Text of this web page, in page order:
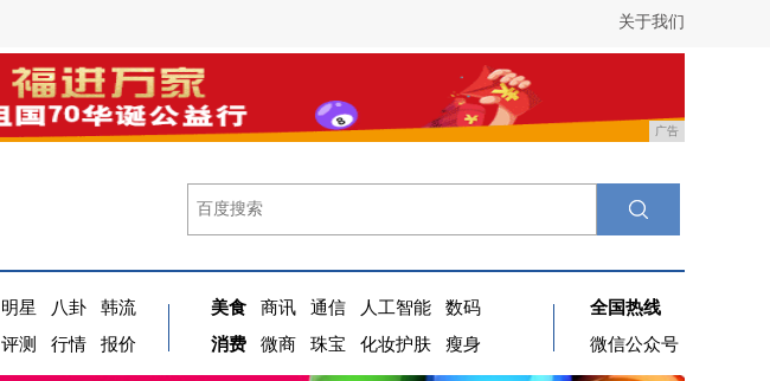
关于我们
广告
明星 八卦
韩流
评测 行情 报价
美食 商讯 通信 人工智能
数码
消费
微商 珠宝 化妆护肤 瘦身
全国热线
微信公众号